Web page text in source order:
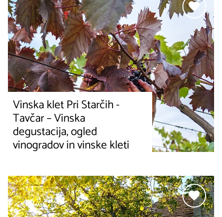
Vinska klet Pri Starčih -
Tavčar – Vinska
degustacija, ogled
vinogradov in vinske kleti